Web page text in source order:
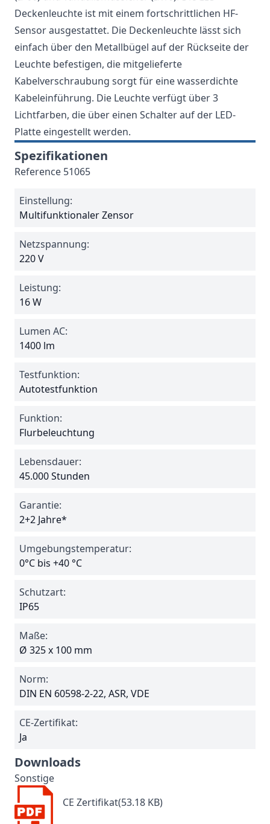
Deckenleuchte ist mit einem fortschrittlichen HF-
Sensor ausgestattet. Die Deckenleuchte lässt sich
einfach über den Metallbügel auf der Rückseite der
Leuchte befestigen, die mitgelieferte
Kabelverschraubung sorgt für eine wasserdichte
Kabeleinführung. Die Leuchte verfügt über 3
Lichtfarben, die über einen Schalter auf der LED-
Platte eingestellt werden.
Spezifikationen
Reference 51065
Einstellung:
Multifunktionaler Zensor
Netzspannung:
220 V
Leistung:
16 W
Lumen AC:
1400 lm
Testfunktion:
Autotestfunktion
Funktion:
Flurbeleuchtung
Lebensdauer:
45.000 Stunden
Garantie:
2+2 Jahre*
Umgebungstemperatur:
0°C bis +40 °C
Schutzart:
IP65
Maße:
Ø 325 x 100 mm
Norm:
DIN EN 60598-2-22, ASR, VDE
CE-Zertifikat:
Ja
Downloads
Sonstige
CE Zertifikat(53.18 KB)